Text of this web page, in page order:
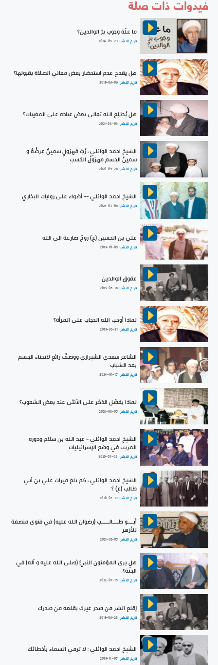
ما علّة وجوب برّ الوالدين؟
تاريخ النشر :2024-05-23
هل يقدح عدم استحضار بعض معاني الصلاة بقبولها؟
تاريخ النشر :2019-06-06
هل يُطلِع الله تعالى بعض عباده على المغيبات؟
تاريخ النشر :2021-04-03
الشيخ احمد الوائلي : رُبَّ مَهزولٍ سَمينٌ عِرضُهُ و
سمينُ الجسم مهزولُ الحَسب
تاريخ النشر :2020-09-28
الشيخ احمد الوائلي -- أضواء على روايات البخاري
تاريخ النشر :2026-03-08
علي بن الحسين (ع) روحٌ ضارعة الى الله
تاريخ النشر :2019-10-09
عقوق الوالدين
تاريخ النشر :2019-06-18
لماذا أوجب الله الحجاب على المرأة؟
تاريخ النشر :2019-06-21
الشاعر سعدي الشيرازي ووصفٌ رائع لانحناء الجسم
بعد الشباب
تاريخ النشر :2024-01-17
لماذا يفضّل الذكر على الأنثى عند بعض الشعوب؟
تاريخ النشر :2020-03-05
الشيخ احمد الوائلي - عبد الله بن سلام ودوره
المريب في وضع الإسرائيليات
تاريخ النشر : 2020-07-04
الشيخ احمد الوائلي : كم بلغ ميراث علي بن أبي
طالب (ع) ؟
تاريخ النشر :2020-05-21
أبــــو طــــالـــــب (رضوان الله عليه) في فتوى منصفة
للأزهر
تاريخ النشر :2021-02-05
هل يرى المؤمنون النبيَّ (صلى الله عليه و آله) في
الجنّة؟
تاريخ النشر :2022-07-15
إقلع الشر من صدر غيرك بقلعه من صدرك
تاريخ النشر :2019-06-23
الشيخ احمد الوائلي : لا ترمي السماء بأخطائك
تاريخ النشر :2019-11-07